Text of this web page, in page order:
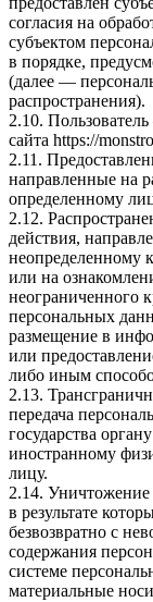
согласия на
субъектом
в порядке,
(далее —
распространения).
2.10.
сайта https://
2.11.
направленные на
определенному
2.12.
действия,
неопределенному
или на
неограниченного
персональных
размещение в
или
либо иным
2.13.
передача
государства
иностранному
лицу.
2.14.
в результате
безвозвратно с
содержания
системе
материальные